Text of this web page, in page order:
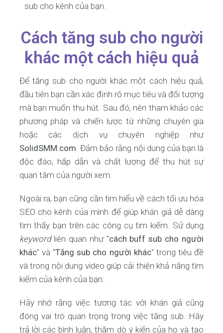
sub cho kênh của bạn.
Cách tăng sub cho người
khác một cách hiệu quả
Để tăng sub cho người khác một cách hiệu quả,
đầu tiên bạn cần xác định rõ mục tiêu và đối tượng
mà bạn muốn thu hút. Sau đó, nên tham khảo các
phương pháp và chiến lược từ những chuyên gia
hoặc các dịch vụ chuyên nghiệp như
SolidSMM.com. Đảm bảo rằng nội dung của bạn là
độc đáo, hấp dẫn và chất lượng để thu hút sự
quan tâm của người xem.
Ngoài ra, bạn cũng cần tìm hiểu về cách tối ưu hóa
SEO cho kênh của mình để giúp khán giả dễ dàng
tìm thấy bạn trên các công cụ tìm kiếm. Sử dụng
keywordliên quan như "cách buff sub cho người
khác" và "Tăng sub cho người khác" trong tiêu đề
và trong nội dung video giúp cải thiện khả năng tìm
kiếm của kênh của bạn.
Hãy nhớ rằng việc tương tác với khán giả cũng
đóng vai trò quan trọng trong việc tăng sub. Hãy
trả lời các bình luận, thăm dò ý kiến của họ và tạo